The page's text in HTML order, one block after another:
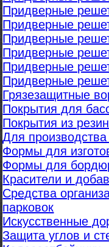
Придверные
Придверные
Придверные
Придверные
Придверные
Придверные
Грязезащитные
Покрытия для
Покрытия из
Для производства
Формы для
Формы для
Красители и
Средства
парковок
Искусственные
Защита углов и